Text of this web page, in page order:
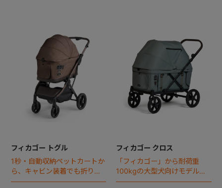
フィカゴー トグル
1秒・自動収納ペットカートか
ら、キャビン装着でも折りた
ためるモデルが登場！
フィカゴー クロス
「フィカゴー」から耐荷重
100kgの大型犬向けモデルが
登場。